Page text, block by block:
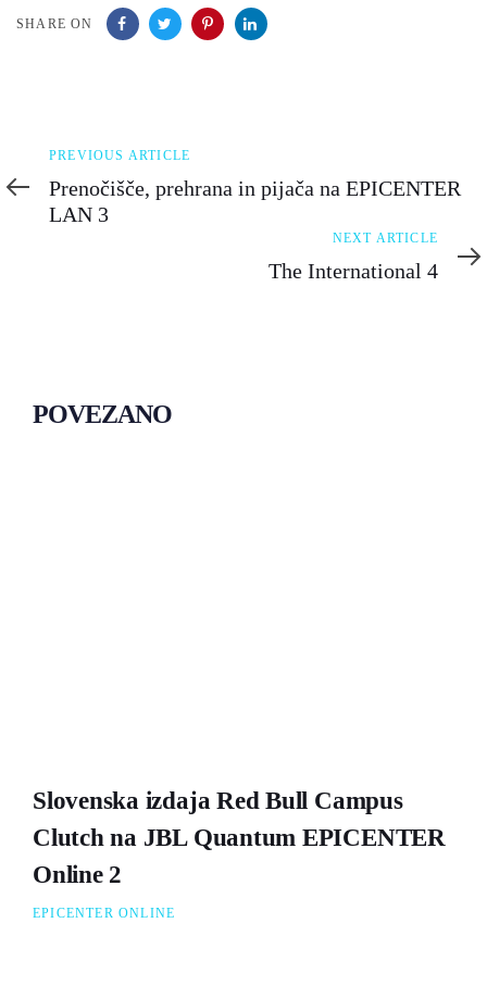
SHARE ON
Previous
Article
PREVIOUS ARTICLE
Prenočišče, prehrana in pijača na EPICENTER
LAN 3
Article
NEXT ARTICLE
The International 4
POVEZANO
Slovenska izdaja Red Bull Campus
Clutch na JBL Quantum EPICENTER
Online 2
EPICENTER ONLINE